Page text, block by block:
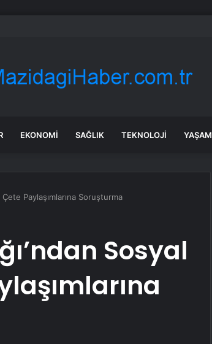
Arkadan Çarptığı Kazada 2 Kişi Yaralandı
EKONOMI SAĞLIK TEKNOLOJI YAŞAM
Çete Paylaşımlarına Soruşturma
Sosyal